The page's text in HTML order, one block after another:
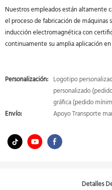
Nuestros empleados están altamente
el proceso de fabricación de máquinas
inducción electromagnética con
continuamente su amplia aplicación
Personalización: Logotipo
personalizado
gráfica (pedido
Envío:
Apoyo Transporte
Detalles